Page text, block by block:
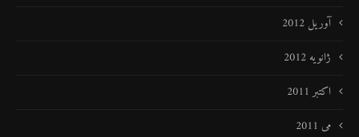
آوریل 2012
ژانویه 2012
اکتبر 2011
می 2011